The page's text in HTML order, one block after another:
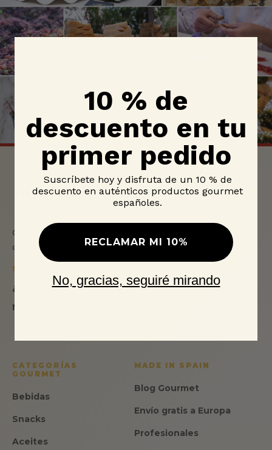
Made In Spain
GOURMET
Gastronomia espanola premium, seleccionada con
origen, historia y excelencia.
SOBRE NOSOTROS
¿Qué es Made in Spain Gourmet?
Nuestra garantía. Nuestro sello.
CATEGORÍAS
GOURMET
Bebidas
Snacks
Aceites
MADE IN SPAIN
Blog Gourmet
Envío gratis a Europa
Profesionales
10 % de
descuento en tu
primer pedido
Suscríbete hoy y disfruta de un 10 % de
descuento en auténticos productos gourmet
españoles.
RECLAMAR MI 10%
No, gracias, seguiré mirando